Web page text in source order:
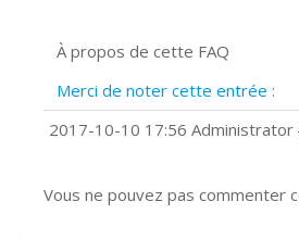
Prise de vue 360°
?
Comment installer
À propos de cette FAQ
Merci de noter cette entrée :
2017-10-10 17:56 Administrator
Vous ne pouvez pas commenter